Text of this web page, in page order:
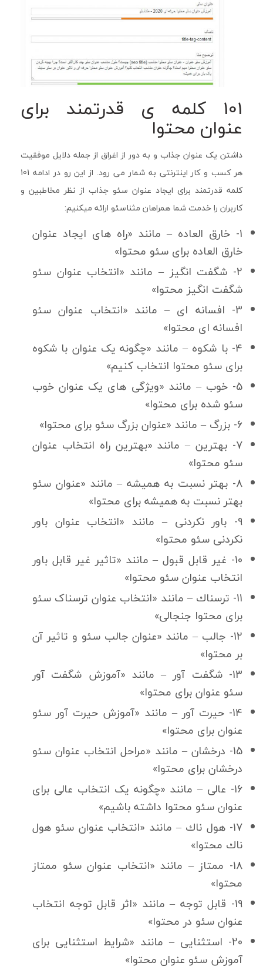
101 كلمه ی قدرتمند برای
عنوان محتوا
داشتن یک عنوان جذاب و به دور از اغراق از جمله دلایل موفقیت
هر کسب و کار اینترنتی به شمار می رود. از این رو در ادامه 101
کلمه قدرتمند برای ایجاد عنوان سئو جذاب از نظر مخاطبین و
کاربران را خدمت شما همراهان مثناسئو ارائه میکنیم:
1- خارق العاده – مانند «راه های ایجاد عنوان
خارق العاده برای سئو محتوا»
2- شگفت انگیز – مانند «انتخاب عنوان سئو
شگفت انگیز محتوا»
3- افسانه ای – مانند «انتخاب عنوان سئو
افسانه ای محتوا»
4- با شكوه – مانند «چگونه یک عنوان با شكوه
برای سئو محتوا انتخاب کنیم»
5- خوب – مانند «ویژگی های یک عنوان خوب
سئو شده برای محتوا»
6- بزرگ – مانند «عنوان بزرگ سئو برای محتوا»
7- بهترین – مانند «بهترین راه انتخاب عنوان
سئو محتوا»
8- بهتر نسبت به همیشه – مانند «عنوان سئو
بهتر نسبت به همیشه برای محتوا»
9- باور نكردنی – مانند «انتخاب عنوان باور
نکردنی سئو محتوا»
10- غیر قابل قبول – مانند «تاثیر غیر قابل باور
انتخاب عنوان سئو محتوا»
11- ترسناك – مانند «انتخاب عنوان ترسناک سئو
برای محتوا جنجالی»
12- جالب – مانند «عنوان جالب سئو و تاثیر آن
بر محتوا»
13- شگفت آور – مانند «آموزش شگفت آور
سئو عنوان برای محتوا»
14- حیرت آور – مانند «آموزش حیرت آور سئو
عنوان برای محتوا»
15- درخشان – مانند «مراحل انتخاب عنوان سئو
درخشان برای محتوا»
16- عالی – مانند «چگونه یک انتخاب عالی برای
عنوان سئو محتوا داشته باشیم»
17- هول ناك – مانند «انتخاب عنوان سئو هول
ناك محتوا»
18- ممتاز – مانند «انتخاب عنوان سئو ممتاز
محتوا»
19- قابل توجه – مانند «اثر قابل توجه انتخاب
عنوان سئو در محتوا»
20- استثنایی – مانند «شرایط استثنایی برای
آموزش سئو عنوان محتوا»